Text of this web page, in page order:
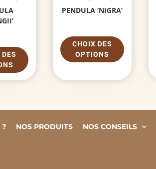
PENDULA ‘NIGRA’
CHOIX DES
OPTIONS
? NOS PRODUITS NOS CONSEILS